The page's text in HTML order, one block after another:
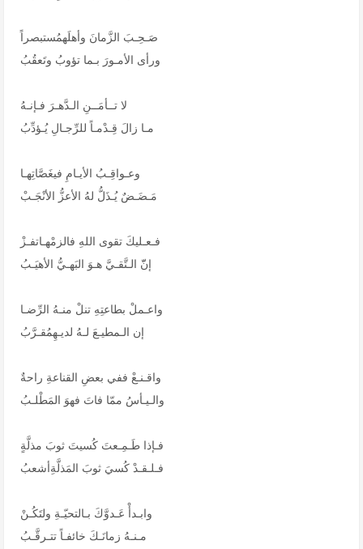
صَـحِـبَ الزَّمانَ وأهلَهمُستبصراً
ورأى الأمـورَ بـما تؤوبُ وتَعقُبُ
لا تــأمَــنِ الـدَّهـرَ فـإنـهُ
مـا زالَ قِـدْمـاً للرِّجـالِ يُـؤدِّبُ
وعـواقِـبُ الأيـامِ فيغَصَّاتِهـا
مَـضَـضٌ يُـذَلُّ لهُ الأعزُّ الأنْجَـبْ
فـعـليكَ تقوى اللهِ فالزمْهـاتفـزْ
إنّّ الـتَّقـيَّ هـوَ البَهـيُّ الأهيَـبُ
واعـملْ بطاعتِهِ تنلْ منـهُ الرِّضـا
إن الـمطيـعَ لـهُ لديـهِمُقـرَّبُ
واقـنـعْ ففي بعضِ القناعةِ راحةٌ
والـيـأسُ ممّا فاتَ فهوَ المَطْلـبُ
فـإذا طَـمِـعتَ كُسيتَ ثوبَ مذلَّةٍ
فـلـقـدْ كُسيَ ثوبَ المَذلَّةِأشعبُ
وابـدأْ عَـدوَّكَ بـالتحيّـةِ ولتَكُـنْ
مـنـهُ زمانَـكَ خائفـاً تتـرقَّـبُ